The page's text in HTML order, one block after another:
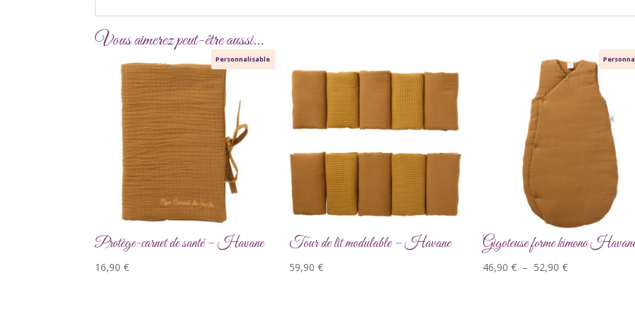
Vous aimerez peut-être aussi…
Personnalisable
Protège-carnet de santé – Havane
16,90€
Tour de lit modulable – Havane
59,90 €
Gigoteuse forme kimono
46,90€ – 52,90€Plage